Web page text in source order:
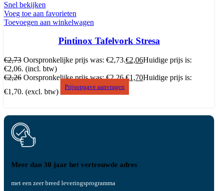
Snel bekijken
Voeg toe aan favorieten
Toevoegen aan winkelwagen
Pintinox Tafelvork Stresa
€2,73 Oorspronkelijke prijs was: €2,73.€2,06Huidige prijs is:
€2,06. (incl. btw)
€2,26 Oorspronkelijke prijs was: €2,26.€1,70Huidige prijs is:
€1,70. (excl. btw)
Prijsopgave aanvragen
Meer dan 30 jaar het vertrouwde adres
met een zeer breed leveringsprogramma